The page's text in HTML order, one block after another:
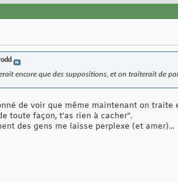
encore que des suppositions, et on traiterait de
de voir que même maintenant on
toute façon, t'as rien à cacher".
des gens me laisse perplexe (et amer)...